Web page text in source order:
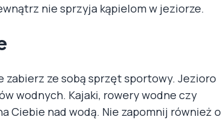
nie sprzyja kąpielom w jeziorze.
ze sobą sprzęt sportowy. Jezioro
wodnych. Kajaki, rowery wodne czy
Ciebie nad wodą. Nie zapomnij również o